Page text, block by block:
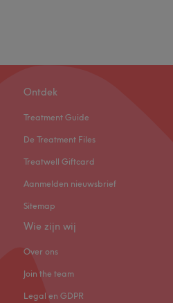
Ontdek
Treatment Guide
De Treatment Files
Treatwell Giftcard
Aanmelden nieuwsbrief
Sitemap
Wie zijn wij
Over ons
Join the team
Legal en GDPR